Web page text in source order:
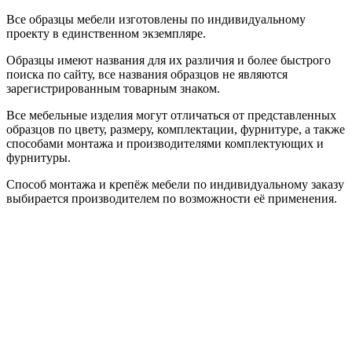
Все образцы мебели изготовлены по индивидуальному
проекту в единственном экземпляре.
Образцы имеют названия для их различия и более быстрого
поиска по сайту, все названия образцов не являются
зарегистрированным товарным знаком.
Все мебельные изделия могут отличаться от представленных
образцов по цвету, размеру, комплектации, фурнитуре, а также
способами монтажа и производителями комплектующих и
фурнитуры.
Способ монтажа и крепёж мебели по индивидуальному заказу
выбирается производителем по возможности её применения.